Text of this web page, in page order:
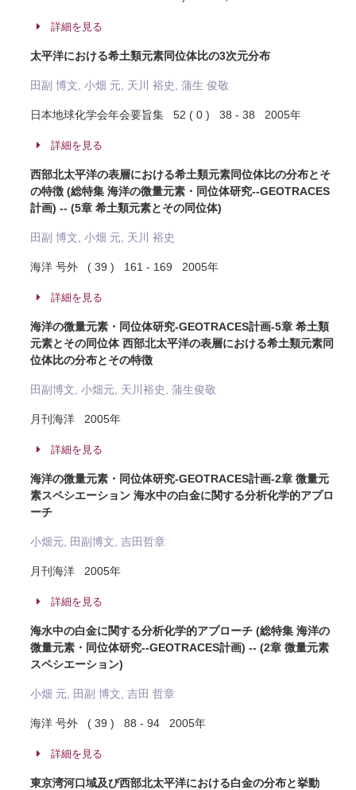
詳細を見る
太平洋における希土類元素同位体比の3次元分布
田副 博文, 小畑 元, 天川 裕史, 蒲生 俊敬
日本地球化学会年会要旨集 52 ( 0 ) 38 - 38 2005年
詳細を見る
西部北太平洋の表層における希土類元素同位体比の分布とそ
の特徴 (総特集 海洋の微量元素・同位体研究--GEOTRACES
計画) -- (5章 希土類元素とその同位体)
田副 博文, 小畑 元, 天川 裕史
海洋 号外 ( 39 ) 161 - 169 2005年
詳細を見る
海洋の微量元素・同位体研究-GEOTRACES計画-5章 希土類
元素とその同位体 西部北太平洋の表層における希土類元素同
位体比の分布とその特徴
田副博文, 小畑元, 天川裕史, 蒲生俊敬
月刊海洋 2005年
詳細を見る
海洋の微量元素・同位体研究-GEOTRACES計画-2章 微量元
素スペシエーション 海水中の白金に関する分析化学的アプロ
ーチ
小畑元, 田副博文, 吉田哲章
月刊海洋 2005年
詳細を見る
海水中の白金に関する分析化学的アプローチ (総特集 海洋の
微量元素・同位体研究--GEOTRACES計画) -- (2章 微量元素
スペシエーション)
小畑 元, 田副 博文, 吉田 哲章
海洋 号外 ( 39 ) 88 - 94 2005年
詳細を見る
東京湾河口域及び西部北太平洋における白金の分布と挙動